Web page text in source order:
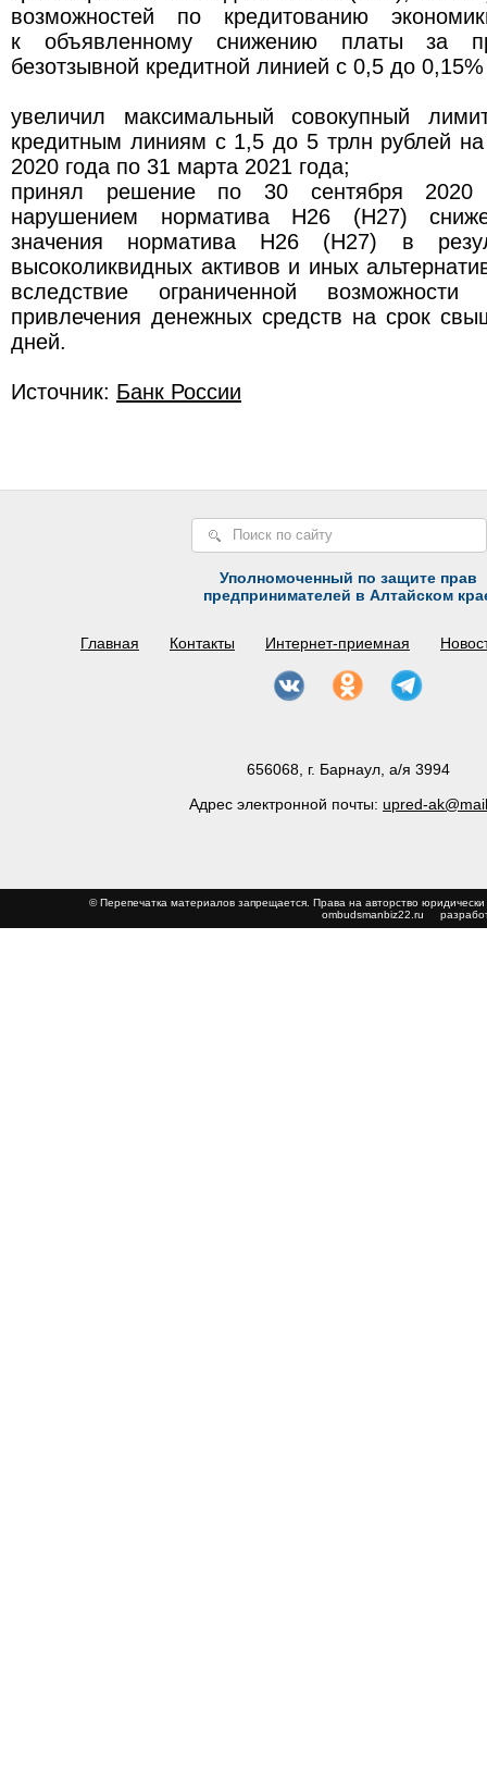
возможностей по кредитованию
к объявленному снижению платы за
безотзывной кредитной линией с 0,5 до
увеличил максимальный совокупный
кредитным линиям с 1,5 до 5 трлн рублей
2020 года по 31 марта 2021 года;
принял решение по 30 сентября 2020
нарушением норматива Н26 (Н27)
значения норматива Н26 (Н27) в
высоколиквидных активов и иных
вследствие ограниченной
привлечения денежных средств на срок
дней.
Источник: Банк России
Уполномоченный по защите прав
предпринимателей в Алтайском
Главная Контакты Интернет-приемная
656068, г. Барнаул, а/я 3994
Адрес электронной почты: upred-
© Перепечатка материалов запрещается. Права на авторство
ombudsmanbiz22.ru